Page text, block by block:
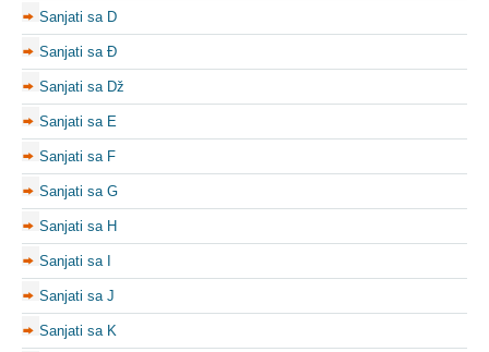
Sanjati sa D
Sanjati sa Đ
Sanjati sa Dž
Sanjati sa E
Sanjati sa F
Sanjati sa G
Sanjati sa H
Sanjati sa I
Sanjati sa J
Sanjati sa K